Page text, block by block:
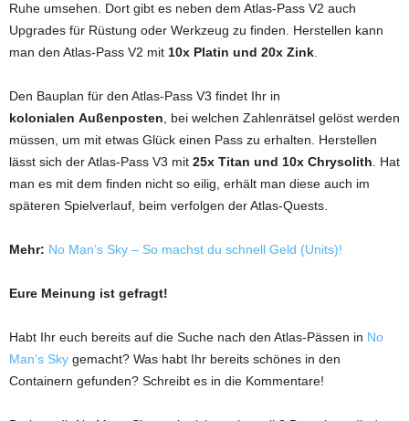
Ruhe umsehen. Dort gibt es neben dem Atlas-Pass V2 auch
Upgrades für Rüstung oder Werkzeug zu finden. Herstellen kann
man den Atlas-Pass V2 mit 10x Platin und 20x Zink.
Den Bauplan für den Atlas-Pass V3 findet Ihr in
kolonialen Außenposten, bei welchen Zahlenrätsel gelöst werden
müssen, um mit etwas Glück einen Pass zu erhalten. Herstellen
lässt sich der Atlas-Pass V3 mit 25x Titan und 10x Chrysolith. Hat
man es mit dem finden nicht so eilig, erhält man diese auch im
späteren Spielverlauf, beim verfolgen der Atlas-Quests.
Mehr: No Man’s Sky – So machst du schnell Geld (Units)!
Eure Meinung ist gefragt!
Habt Ihr euch bereits auf die Suche nach den Atlas-Pässen in No
Man’s Sky gemacht? Was habt Ihr bereits schönes in den
Containern gefunden? Schreibt es in die Kommentare!